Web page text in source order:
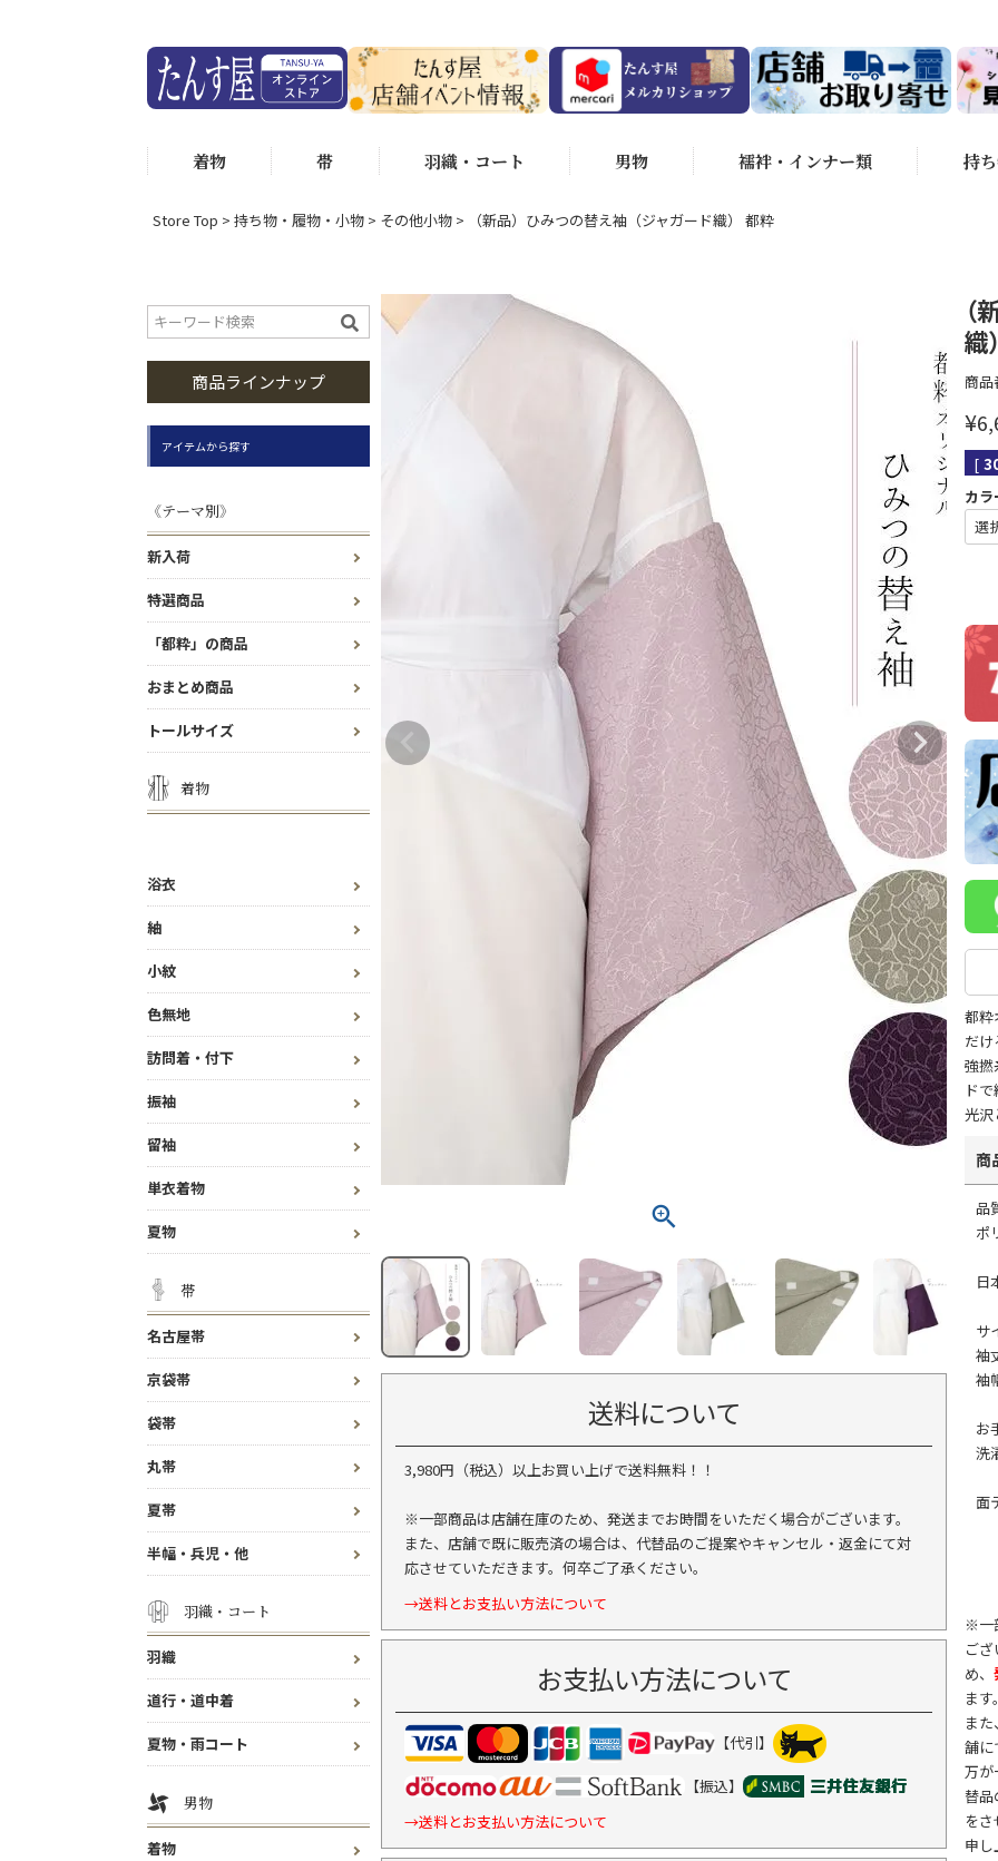
着物 帯 羽織・コート 男物 襦袢・インナー類 持
Store Top 持ち物・履物・小物 その他小物 （新品）ひみつの替え袖（ジャガード織） 都粋
商品ラインナップ
アイテムから探す
《テーマ別》
新入荷
特選商品
「都粋」の商品
おまとめ商品
トールサイズ
着物
浴衣
紬
小紋
色無地
訪問着・付下
振袖
留袖
単衣着物
夏物
帯
名古屋帯
京袋帯
袋帯
丸帯
夏帯
半幅・兵児・他
羽織・コート
羽織
道行・道中着
夏物・雨コート
男物
着物
送料について
3,980円（税込）以上お買い上げで送料無料！！
※一部商品は店舗在庫のため、発送までお時間をいただく場合がございます。
また、店舗で既に販売済の場合は、代替品のご提案やキャンセル・返金にて対
応させていただきます。何卒ご了承ください。
→送料とお支払い方法について
お支払い方法について
【代引】
【振込】
→送料とお支払い方法について
（
織
商品
¥
[
カラ
都粋
だけ
強撚
ド
光沢
商
品
ポ
日
サ
袖
袖
お
洗
面
※一
ご
め、
ます
ま
舗に
万が
替品
を
申し